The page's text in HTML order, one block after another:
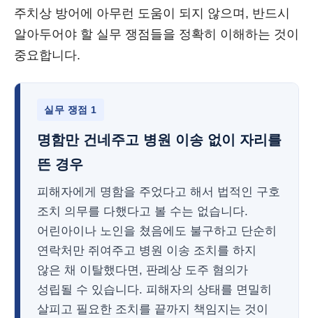
주치상 방어에 아무런 도움이 되지 않으며, 반드시
알아두어야 할 실무 쟁점들을 정확히 이해하는 것이
중요합니다.
실무 쟁점 1
명함만 건네주고 병원 이송 없이 자리를
뜬 경우
피해자에게 명함을 주었다고 해서 법적인 구호
조치 의무를 다했다고 볼 수는 없습니다.
어린아이나 노인을 쳤음에도 불구하고 단순히
연락처만 쥐여주고 병원 이송 조치를 하지
않은 채 이탈했다면, 판례상 도주 혐의가
성립될 수 있습니다. 피해자의 상태를 면밀히
살피고 필요한 조치를 끝까지 책임지는 것이